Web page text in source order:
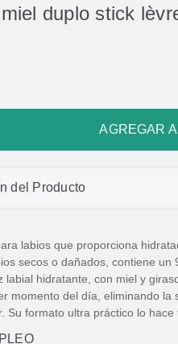
duplo stick
del Producto
labios que proporciona
secos o dañados, contiene un
labial hidratante, con miel y
momento del día, eliminando la
Su formato ultra práctico lo hace